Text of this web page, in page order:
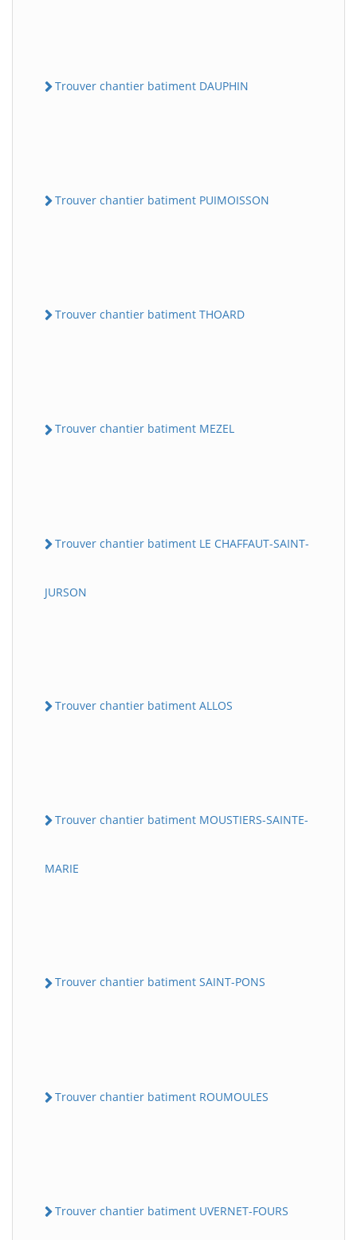
Trouver chantier batiment DAUPHIN
Trouver chantier batiment PUIMOISSON
Trouver chantier batiment THOARD
Trouver chantier batiment MEZEL
Trouver chantier batiment LE CHAFFAUT-SAINT-
JURSON
Trouver chantier batiment ALLOS
Trouver chantier batiment MOUSTIERS-SAINTE-
MARIE
Trouver chantier batiment SAINT-PONS
Trouver chantier batiment ROUMOULES
Trouver chantier batiment UVERNET-FOURS